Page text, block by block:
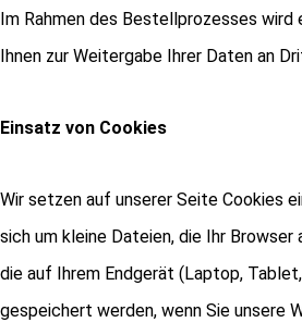
Im Rahmen des Bestellprozesses wird
Ihnen zur Weitergabe Ihrer Daten an
Einsatz von Cookies
Wir setzen auf unserer Seite Cookies
sich um kleine Dateien, die Ihr
die auf Ihrem Endgerät (Laptop,
gespeichert werden, wenn Sie unsere